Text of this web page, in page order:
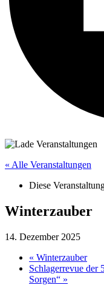
« Alle Veranstaltungen
Diese
Winterzauber
14. Dezember 2025
« Winterzauber
Schlagerrevue der
Sorgen“ »